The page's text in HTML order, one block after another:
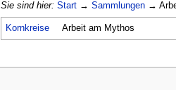
Sie sind hier: Start→ Sammlungen→
Kornkreise Arbeit am Mythos